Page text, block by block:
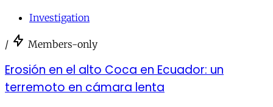
Investigation
/ Members-only
Erosión en el alto Coca en Ecuador: un
terremoto en cámara lenta